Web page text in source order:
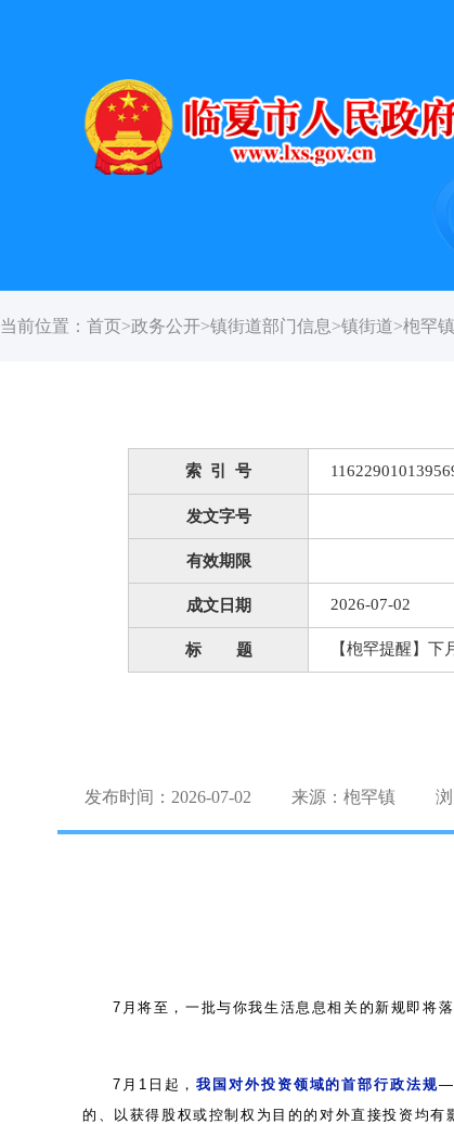
当前位置： 首页>政务公开>镇街道部门信息>镇街道>枹罕镇
索 引 号
发文字号
有效期限
成文日期 2026-07-02
标 题 【枹罕提醒】
发布时间：2026-07-02 来源：枹罕镇
7月将至，一批与你我生活息息相关的新规即将落
7月1日起，我国对外投资领域的首部行政法规
的、以获得股权或控制权为目的的对外直接投资均有